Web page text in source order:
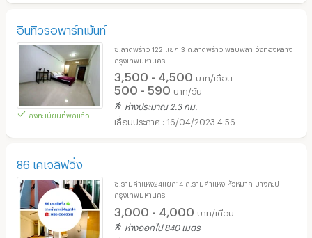
อินทิวรอพาร์ทเม้นท์
ลงทะเบียนที่พักแล้ว
ซ.ลาดพร้าว 122 แยก 3 ถ.ลาดพร้าว พลับพลา วังทองหลาง
กรุงเทพมหานคร
3,500 - 4,500 บาท/เดือน
500 - 590 บาท/วัน
ห่างประมาณ 2.3 กม.
16/04/2023 4:56
86 เคเจลิฟวิ่ง
ซ.รามคำแหง24แยก14 ถ.รามคำแหง หัวหมาก บางกะปิ
กรุงเทพมหานคร
3,000 - 4,000 บาท/เดือน
ห่างออกไป 840 เมตร